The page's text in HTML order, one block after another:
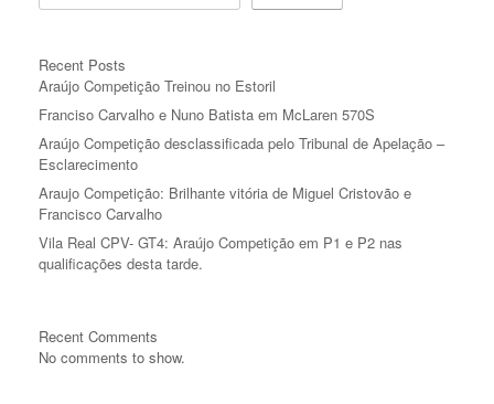
Recent Posts
Araújo Competição Treinou no Estoril
Franciso Carvalho e Nuno Batista em McLaren 570S
Araújo Competição desclassificada pelo Tribunal de Apelação –
Esclarecimento
Araujo Competição: Brilhante vitória de Miguel Cristovão e
Francisco Carvalho
Vila Real CPV- GT4: Araújo Competição em P1 e P2 nas
qualificações desta tarde.
Recent Comments
No comments to show.